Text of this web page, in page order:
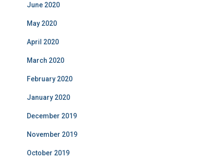
June 2020
May 2020
April 2020
March 2020
February 2020
January 2020
December 2019
November 2019
October 2019